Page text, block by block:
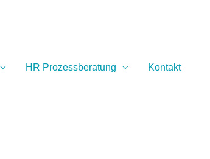
HR Prozessberatung Kontakt